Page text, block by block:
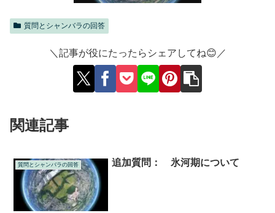
質問とシャンバラの回答
＼記事が役にたったらシェアしてね😊／
関連記事
質問とシャンバラの回答 追加質問： 氷河期について